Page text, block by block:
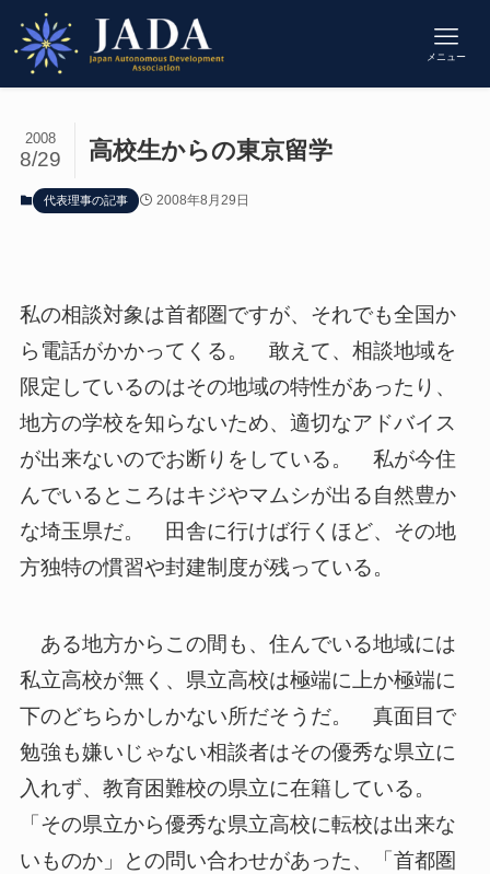
メニュー
高校生からの東京留学
2008
8/29
代表理事の記事 2008年8月29日
私の相談対象は首都圏ですが、それでも全国か
ら電話がかかってくる。 敢えて、相談地域を
限定しているのはその地域の特性があったり、
地方の学校を知らないため、適切なアドバイス
が出来ないのでお断りをしている。 私が今住
んでいるところはキジやマムシが出る自然豊か
な埼玉県だ。 田舎に行けば行くほど、その地
方独特の慣習や封建制度が残っている。
ある地方からこの間も、住んでいる地域には
私立高校が無く、県立高校は極端に上か極端に
下のどちらかしかない所だそうだ。 真面目で
勉強も嫌いじゃない相談者はその優秀な県立に
入れず、教育困難校の県立に在籍している。
「その県立から優秀な県立高校に転校は出来な
いものか」との問い合わせがあった、「首都圏